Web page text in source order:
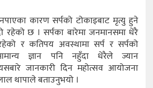
कारण सर्पको टोकाइबाट मृत्यु हुने
रहेको छ । सर्पका बारेमा जनमानसमा धेरै
र कतिपय अवस्थामा सर्प र सर्पको
ज्ञान पनि नहुँदा धेरैले ज्यान
जानकारी दिन महोत्सव आयोजना
थापाले बताउनुभयो ।